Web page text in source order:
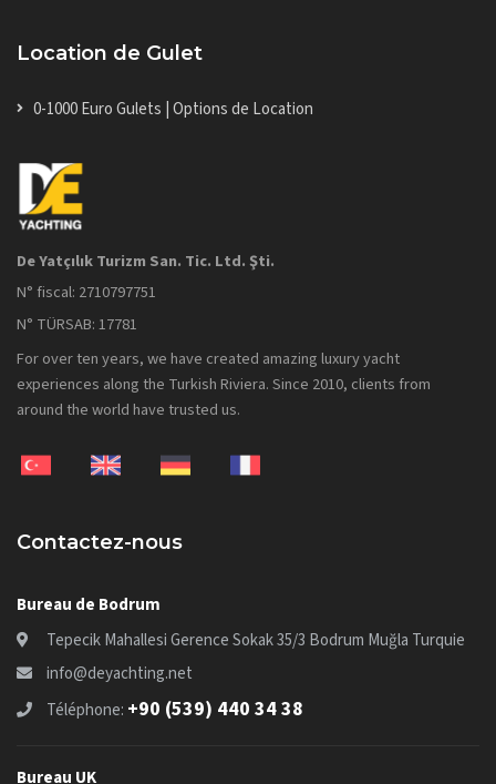
Location de Gulet
0-1000 Euro Gulets | Options de Location
De Yatçılık Turizm San. Tic. Ltd. Şti.
N° fiscal: 2710797751
N° TÜRSAB: 17781
For over ten years, we have created amazing luxury yacht
experiences along the Turkish Riviera. Since 2010, clients from
around the world have trusted us.
Contactez-nous
Bureau de Bodrum
Tepecik Mahallesi Gerence Sokak 35/3 Bodrum Muğla Turquie
info@deyachting.net
Téléphone: +90 (539) 440 34 38
Bureau UK